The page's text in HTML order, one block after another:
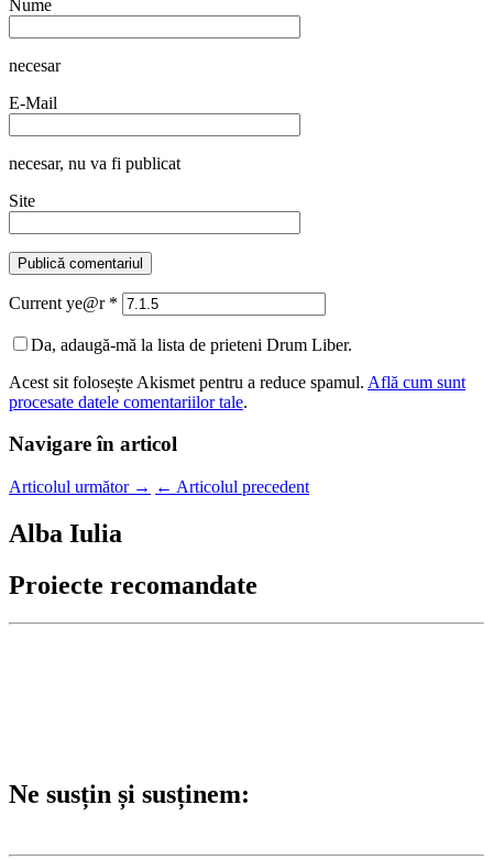
Nume
necesar
E-Mail
necesar, nu va fi publicat
Site
Current ye@r *
Da, adaugă-mă la lista de prieteni Drum Liber.
Acest sit folosește Akismet pentru a reduce spamul. Află cum sunt
procesate datele comentariilor tale.
Navigare în articol
Articolul următor → ← Articolul precedent
Alba Iulia
Proiecte recomandate
Ne susțin și susținem: